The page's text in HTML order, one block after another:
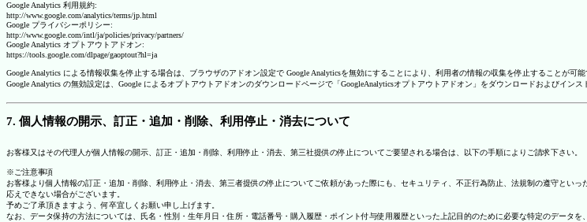
Google Analytics 利用規約:
http://www.google.com/analytics/terms/jp.html
Google プライバシーポリシー:
http://www.google.com/intl/ja/policies/privacy/partners/
Google Analytics オプトアウトアドオン:
https://tools.google.com/dlpage/gaoptout?hl=ja
Google Analytics による情報収集を停止する場合は、ブラウザのアドオン設定で Google Analyticsを無効にすることにより、利用者の情報の収集を停止することが可能
Google Analytics の無効設定は、Google によるオプトアウトアドオンのダウンロードページで「GoogleAnalyticsオプトアウトアドオン」をダウンロードおよびイン
7. 個人情報の開示、訂正・追加・削除、利用停止・消去について
お客様又はその代理人が個人情報の開示、訂正・追加・削除、利用停止・消去、第三社提供の停止についてご要望される場合は、以下の手順によりご請求下さい。
※ご注意事項
お客様より個人情報の訂正・追加・削除、利用停止・消去、第三者提供の停止についてご依頼があった際にも、セキュリティ、不正行為防止、法規制の遵守と
応えできない場合がございます。
予めご了承頂きますよう、何卒宜しくお願い申し上げます。
なお、データ保持の方法については、氏名・性別・生年月日・住所・電話番号・購入履歴・ポイント付与使用履歴といった上記目的のために必要な特定のデータ